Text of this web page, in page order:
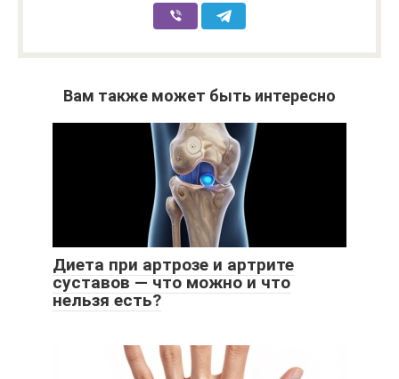
Вам также может быть интересно
Диета при артрозе и артрите
суставов — что можно и что
нельзя есть?